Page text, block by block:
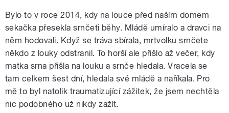
Bylo to v roce 2014, kdy na louce před naším domem
sekačka přesekla srnčeti běhy. Mládě umíralo a dravci na
něm hodovali. Když se tráva sbírala, mrtvolku srnčete
někdo z louky odstranil. To horší ale přišlo až večer, kdy
matka srna přišla na louku a srnče hledala. Vracela se
tam celkem šest dní, hledala své mládě a naříkala. Pro
mě to byl natolik traumatizující zážitek, že jsem nechtěla
nic podobného už nikdy zažít.